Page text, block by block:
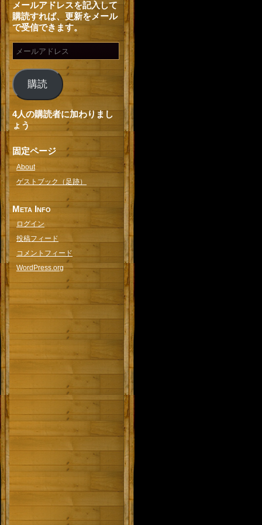
メールアドレスを記入して
購読すれば、更新をメール
で受信できます。
購読
4人の購読者に加わりまし
ょう
固定ページ
About
ゲストブック（足跡）
Meta Info
ログイン
投稿フィード
コメントフィード
WordPress.org